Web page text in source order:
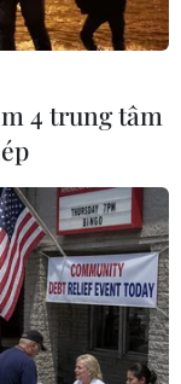
trụ
Trung Quốc
4 trung tâm